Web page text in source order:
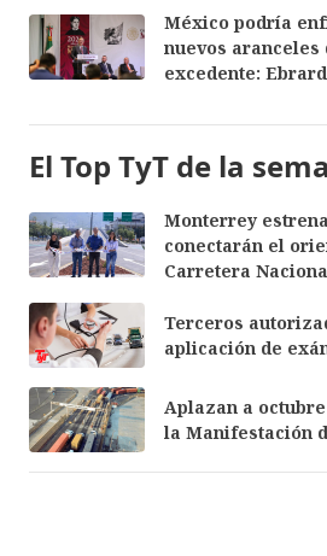
México podría
nuevos aranceles
excedente: Ebrard
El Top TyT de la
Monterrey
conectarán el
Carretera
Terceros
aplicación de
Aplazan a
la Manifestación